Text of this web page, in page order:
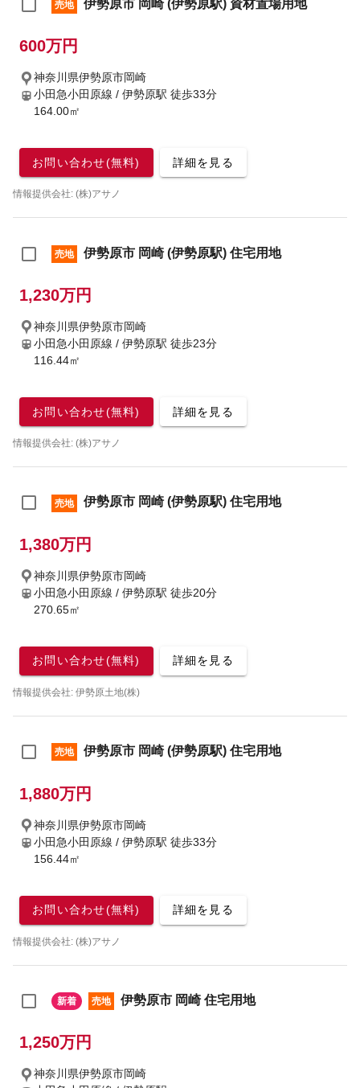
売地 伊勢原市 岡崎 (伊勢原駅) 資材置場用地
600万円
神奈川県伊勢原市岡崎
小田急小田原線 / 伊勢原駅 徒歩33分
164.00㎡
お問い合わせ(無料) 詳細を見る
情報提供会社: (株)アサノ
売地 伊勢原市 岡崎 (伊勢原駅) 住宅用地
1,230万円
神奈川県伊勢原市岡崎
小田急小田原線 / 伊勢原駅 徒歩23分
116.44㎡
お問い合わせ(無料) 詳細を見る
情報提供会社: (株)アサノ
売地 伊勢原市 岡崎 (伊勢原駅) 住宅用地
1,380万円
神奈川県伊勢原市岡崎
小田急小田原線 / 伊勢原駅 徒歩20分
270.65㎡
お問い合わせ(無料) 詳細を見る
情報提供会社: 伊勢原土地(株)
売地 伊勢原市 岡崎 (伊勢原駅) 住宅用地
1,880万円
神奈川県伊勢原市岡崎
小田急小田原線 / 伊勢原駅 徒歩33分
156.44㎡
お問い合わせ(無料) 詳細を見る
情報提供会社: (株)アサノ
新着 売地 伊勢原市 岡崎 住宅用地
1,250万円
神奈川県伊勢原市岡崎